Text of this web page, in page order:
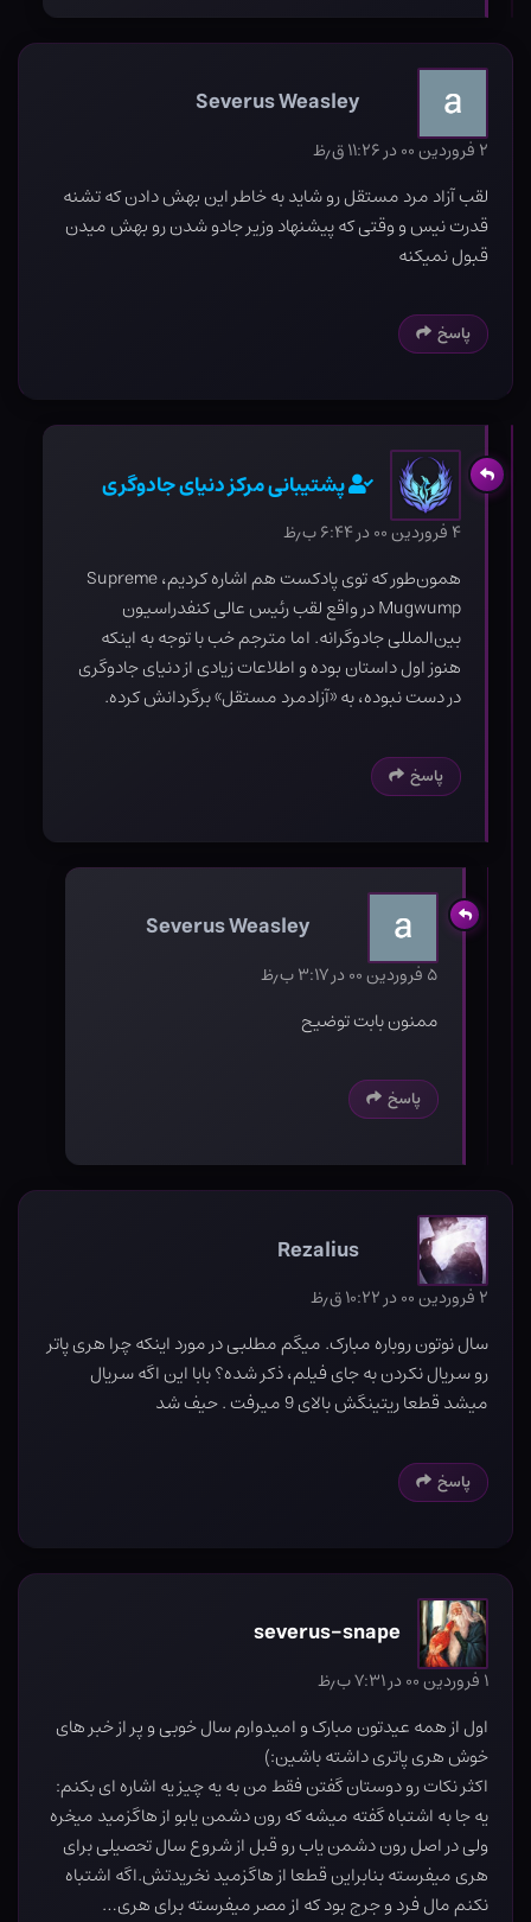
Severus Weasley
۲ فروردین ۰۰ در ۱۱:۲۶ ق٫ظ
لقب آزاد مرد مستقل رو شاید به خاطر این بهش دادن که تشنه
قدرت نیس و وقتی که پیشنهاد وزیر جادو شدن رو بهش میدن
قبول نمیکنه
پاسخ
پشتیبانی مرکز دنیای جادوگری
۴ فروردین ۰۰ در ۶:۴۴ ب٫ظ
همون‌طور که توی پادکست هم اشاره کردیم، Supreme
Mugwump در واقع لقب رئیس عالی‌ کنفدراسیون
بین‌المللی جادوگرانه. اما مترجم خب با توجه به اینکه
هنوز اول داستان بوده و اطلاعات زیادی از دنیای جادوگری
در دست نبوده، به «آزادمرد مستقل» برگردانش کرده.
پاسخ
Severus Weasley
۵ فروردین ۰۰ در ۳:۱۷ ب٫ظ
ممنون بابت توضیح
پاسخ
Rezalius
۲ فروردین ۰۰ در ۱۰:۲۲ ق٫ظ
سال نوتون روباره مبارک. میگم مطلبی در مورد اینکه چرا هری پاتر
رو سریال نکردن به جای فیلم، ذکر شده؟ بابا این اگه سریال
میشد قطعا ریتینگش بالای 9 میرفت . حیف شد
پاسخ
severus-snape
۱ فروردین ۰۰ در ۷:۳۱ ب٫ظ
اول از همه عیدتون مبارک و امیدوارم سال خوبی و پر از خبر های
خوش هری پاتری داشته باشین:)
اکثر نکات رو دوستان گفتن فقط من به یه چیز یه اشاره ای بکنم:
یه جا به اشتباه گفته میشه که رون دشمن یابو از هاگزمید میخره
ولی در اصل رون دشمن یاب رو قبل از شروع سال تحصیلی برای
هری میفرسته بنابراین قطعا از هاگزمید نخریدتش.اگه اشتباه
نکنم مال فرد و جرج بود که از مصر میفرسته برای هری…